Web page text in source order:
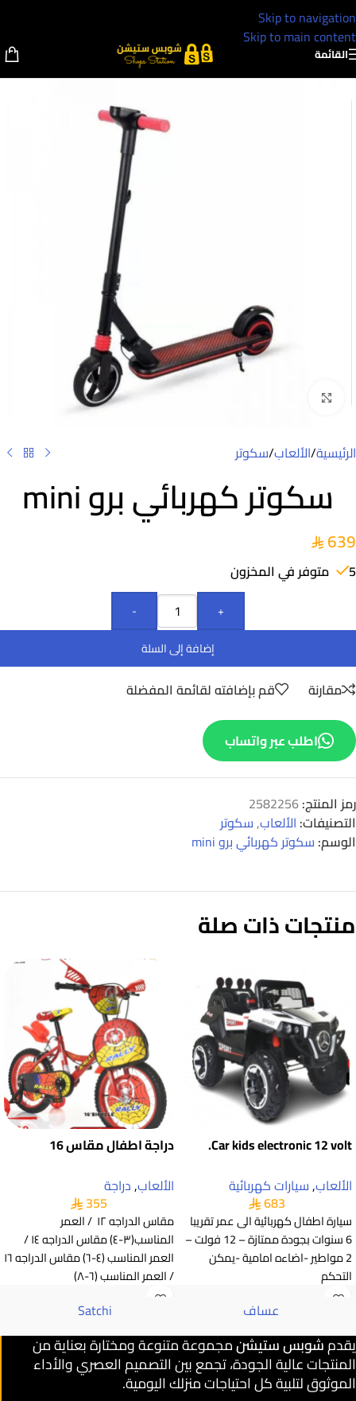
Skip to navigation
Skip to main content
القائمة
الرئيسية/الألعاب/سكوتر
سكوتر كهربائي برو mini
639
5 متوفر في المخزون
-
+
إضافة إلى السلة
مقارنة قم بإضافته لقائمة المفضلة
اطلب عبر واتساب
رمز المنتج:2582256
التصنيفات: الألعاب,سكوتر
الوسم: سكوتر كهربائي برو mini
منتجات ذات صلة
Car kids electronic 12 volt.
الألعاب,سيارات كهربائية
683
سيارة اطفال كهربائية الى عمر تقريبا
6 سنوات بجودة ممتازة – 12 فولت –
2 مواطير -اضاءه امامية -يمكن
التحكم
دراجة اطفال مقاس 16
الألعاب,دراجة
355
مقاس الدراجه ١٢ / العمر
المناسب(٣-٤) مقاس الدراجه ١٤ /
العمر المناسب (٤-٦) مقاس الدراجه ١٦
/ العمر المناسب (٦-٨)
عساف Satchi
يقدمشوبس ستيشنمجموعة متنوعة ومختارة بعناية من
المنتجات عالية الجودة، تجمع بين التصميم العصري والأداء
الموثوق لتلبية كل احتياجات منزلك اليومية.